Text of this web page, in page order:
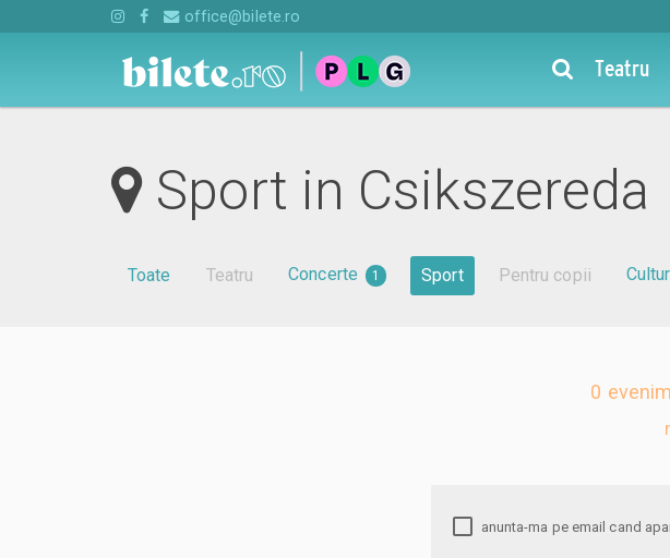
office@bilete.ro
Teatru
Sport in Csikszereda
Toate Teatru Concerte 1 Sport Pentru copii
0